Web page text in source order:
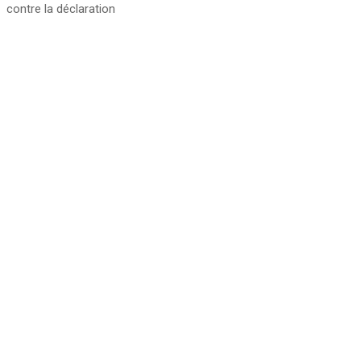
contre la déclaration